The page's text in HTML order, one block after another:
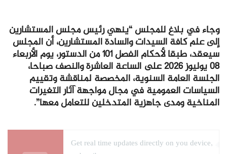
وجاء في بلاغ للمجلس “ينهي رئيس مجلس المستشارين
إلى علم كافة السيدات والسادة المستشارين، أن المجلس
سيعقد، طبقا لأحكام الفصل 101 من الدستور، يوم الأربعاء
08 يوليوز 2026 على الساعة العاشرة والنصف صباحا،
الجلسة العامة السنوية، المخصصة لمناقشة وتقييم
السياسات العمومية في مجال مواجهة آثار التغيرات
المناخية ومدى جاهزية المتدخلين للتعامل معها”.
Get real time updates directly on you device,